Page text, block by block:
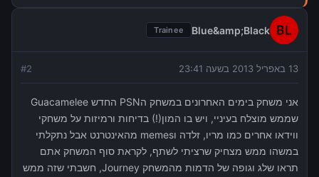
Blue&amp;Black
Trainee
13 באפריל 2013 בשעה 23:41 #2
אני משחק בימים האחרונים במשחק הPSN החדש Guacamelee
שממש מוצלח בעיניי, ויש בו המון(!) בדיחות ורמיזות על משחקי
ווידאו אחרים כמו מריו, זלדה וmemes מהאינטרנט אבל נתקלתי
במשהו ממש מצחיק שרציתי לשתף, לקראת סוף המשחק אתם
תראו שלג וגופה של הדמות מהמשחק Journey, חשבתי שזה ממש